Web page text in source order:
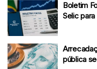
Boletim
Selic
pública